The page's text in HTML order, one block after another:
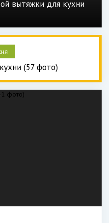
вытяжки для кухни
(57 фото)